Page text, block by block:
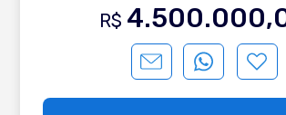
saiba mais sobre esse lindo Sítio. Ele pode
R$